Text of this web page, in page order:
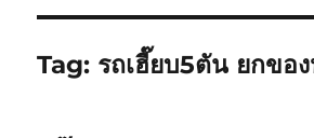
Tag: รถเฮี๊ยบ5ตัน ยกขอ